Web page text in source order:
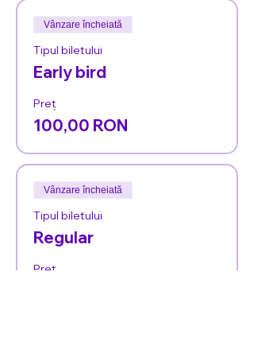
Vânzare încheiată
Tipul biletului
Early bird
Preț
100,00 RON
Vânzare încheiată
Tipul biletului
Regular
Preț